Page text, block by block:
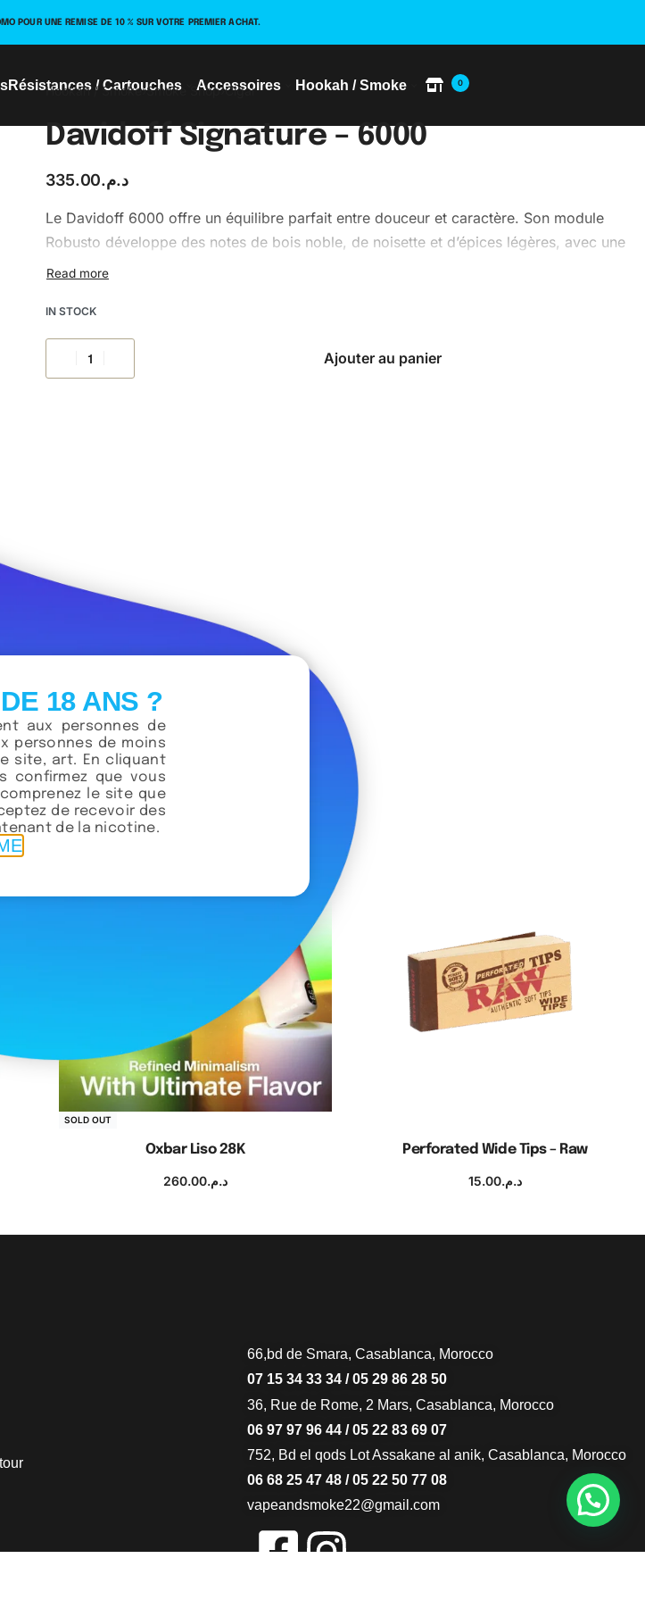
POUR UNE REMISE DE 10 % SUR VOTRE PREMIER ACHAT.
Résistances / Cartouches Accessoires Hookah / Smoke 0
Hookah / Smoke›Smoke Shop›Cigar
Davidoff Signature – 6000
د.م.335.00
Le Davidoff 6000 offre un équilibre parfait entre douceur et caractère. Son module
Robusto développe des notes de bois noble, de noisette et d’épices légères, avec une
combustion régulière et une construction irréprochable.
IN STOCK
Ajouter au panier
SOLD OUT
Oxbar Liso 28K
د.م.260.00
Perforated Wide Tips – Raw
د.م.15.00
66,bd de Smara, Casablanca, Morocco
07 15 34 33 34 / 05 29 86 28 50
36, Rue de Rome, 2 Mars, Casablanca, Morocco
06 97 97 96 44 / 05 22 83 69 07
752, Bd el qods Lot Assakane al anik, Casablanca, Morocco
06 68 25 47 48 / 05 22 50 77 08
vapeandsmoke22@gmail.com
18 ANS ?
aux personnes de
personnes de moins
site, art. En cliquant
confirmez que vous
le site que
de recevoir des
de la nicotine.